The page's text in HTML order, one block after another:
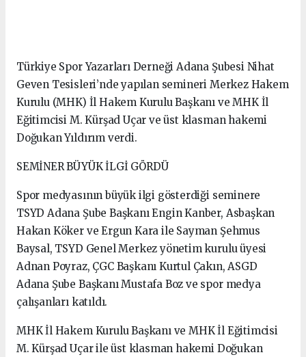
Türkiye Spor Yazarları Derneği Adana Şubesi Nihat
Geven Tesisleri’nde yapılan semineri Merkez Hakem
Kurulu (MHK) İl Hakem Kurulu Başkanı ve MHK İl
Eğitimcisi M. Kürşad Uçar ve üst klasman hakemi
Doğukan Yıldırım verdi.
SEMİNER BÜYÜK İLGİ GÖRDÜ
Spor medyasının büyük ilgi gösterdiği seminere
TSYD Adana Şube Başkanı Engin Kanber, Asbaşkan
Hakan Köker ve Ergun Kara ile Sayman Şehmus
Baysal, TSYD Genel Merkez yönetim kurulu üyesi
Adnan Poyraz, ÇGC Başkanı Kurtul Çakın, ASGD
Adana Şube Başkanı Mustafa Boz ve spor medya
çalışanları katıldı.
MHK İl Hakem Kurulu Başkanı ve MHK İl Eğitimcisi
M. Kürşad Uçar ile üst klasman hakemi Doğukan